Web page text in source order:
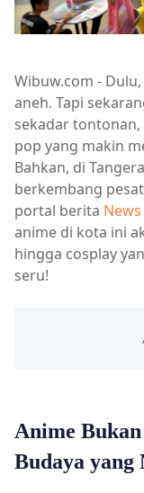
Wibuw.com -
aneh. Tapi
sekadar
pop yang makin
Bahkan, di
berkembang
portal berita
anime di kota ini
hingga cosplay
seru!
Anime
Budaya yang